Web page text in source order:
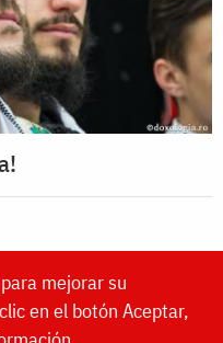
mejorar su
en el botón Aceptar,